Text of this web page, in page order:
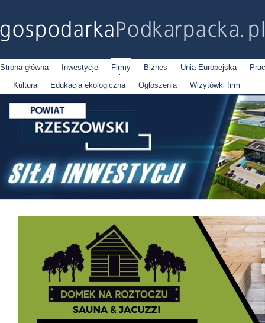
Strona główna Inwestycje Firmy Biznes Unia Europejska
Kultura
Edukacja ekologiczna Ogłoszenia Wizytówki firm